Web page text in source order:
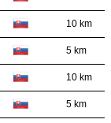
10 km
5 km
10 km
5 km